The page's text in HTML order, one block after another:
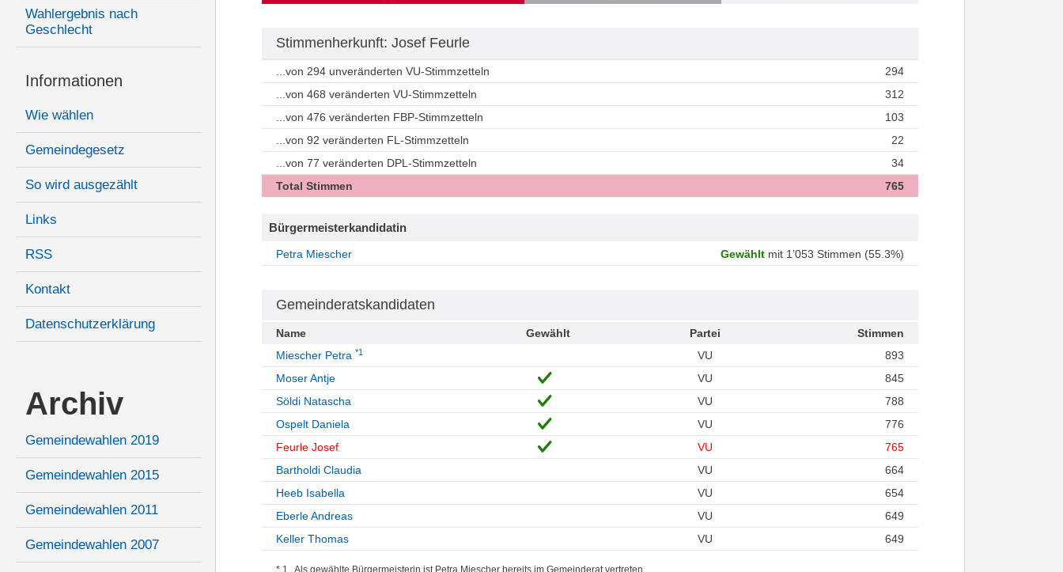
Wahlergebnis nach
Geschlecht
Informationen
Wie wählen
Gemeindegesetz
So wird ausgezählt
Links
RSS
Kontakt
Datenschutzerklärung
Archiv
Gemeindewahlen 2019
Gemeindewahlen 2015
Gemeindewahlen 2011
Gemeindewahlen 2007
Stimmenherkunft: Josef Feurle
...von 294 unveränderten VU-Stimmzetteln
294
...von 468 veränderten VU-Stimmzetteln
312
...von 476 veränderten FBP-Stimmzetteln
103
...von 92 veränderten FL-Stimmzetteln
22
...von 77 veränderten DPL-Stimmzetteln
34
Total Stimmen
765
Bürgermeisterkandidatin
Petra Miescher Gewähltmit 1’053 Stimmen (55.3%)
Gemeinderatskandidaten
Name Gewählt Partei
Stimmen
Miescher Petra *1 VU
893
Moser Antje
VU
845
Söldi Natascha
VU
788
Ospelt Daniela
VU
776
Feurle Josef
VU
765
Bartholdi Claudia
VU
664
Heeb Isabella
VU
654
Eberle Andreas
VU
649
Keller Thomas
VU 649